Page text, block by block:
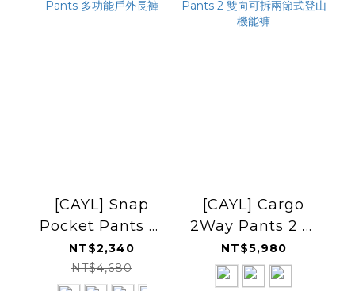
[CAYL] Snap
Pocket Pants 多
功能戶外長褲
NT$2,340
NT$4,680
[CAYL] Cargo
2Way Pants 2 雙
向可拆兩節式登山機
能褲
NT$5,980